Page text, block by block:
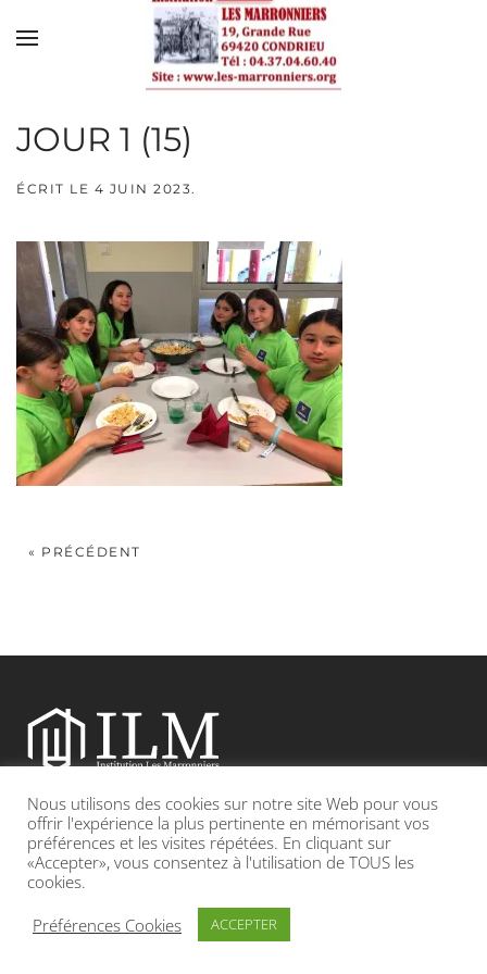
Skip to main content
JOUR 1 (15)
ÉCRIT LE 4 JUIN 2023.
« PRÉCÉDENT
Etablissement catholique sous contrat d’association avec l’Etat
Adresse : 19, Grande rue 69420 CONDRIEU
INFOS LÉGALES POLITIQUE DE CONFIDENTIALITÉ
Nous utilisons des cookies sur notre site Web pour vous
offrir l'expérience la plus pertinente en mémorisant vos
préférences et les visites répétées. En cliquant sur
«Accepter», vous consentez à l'utilisation de TOUS les
cookies.
Préférences Cookies
ACCEPTER